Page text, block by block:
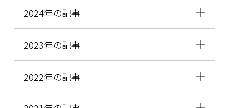
2024年の記事
2023年の記事
2022年の記事